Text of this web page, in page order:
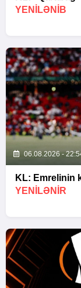
YENİLƏNİB
06.08.2026 -
KL: Emrelinin
YENİLƏNİR